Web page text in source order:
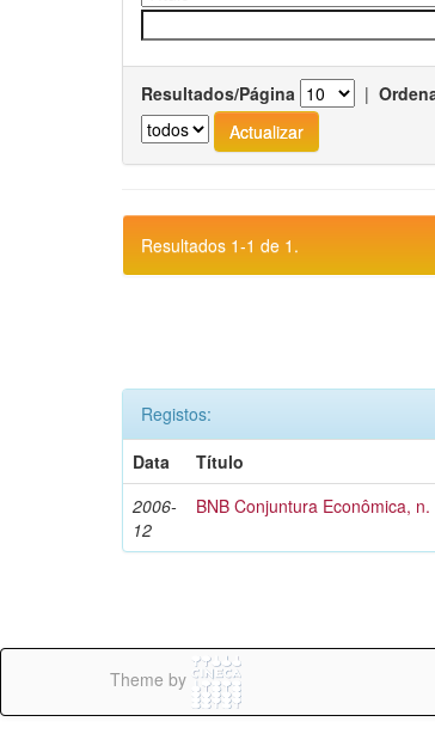
Resultados/Página |
Resultados 1-1 de 1.
Registos:
Data
Título
2006-
12
BNB Conjuntura Econômica,
Theme by